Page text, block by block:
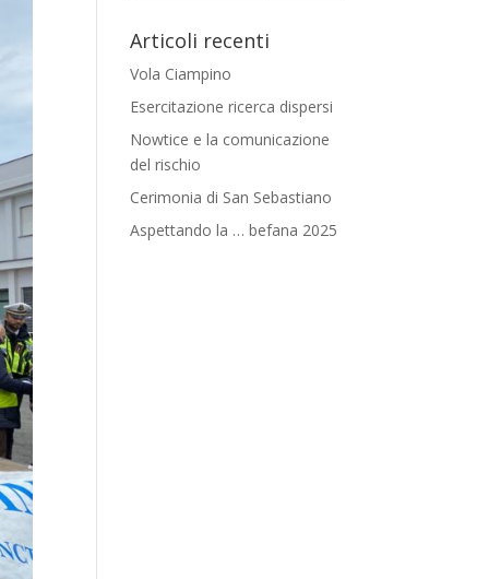
Articoli recenti
Vola Ciampino
Esercitazione ricerca dispersi
Nowtice e la comunicazione
del rischio
Cerimonia di San Sebastiano
Aspettando la … befana 2025